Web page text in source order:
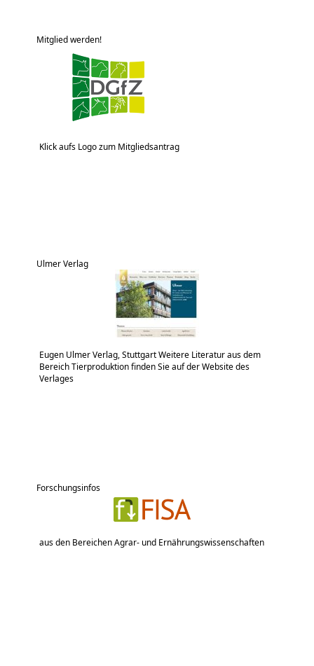
Mitglied werden!
Klick aufs Logo zum Mitgliedsantrag
Ulmer Verlag
Eugen Ulmer Verlag, Stuttgart Weitere Literatur aus dem
Bereich Tierproduktion finden Sie auf der Website des
Verlages
Forschungsinfos
aus den Bereichen Agrar- und Ernährungswissenschaften